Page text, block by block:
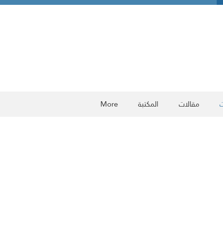
مقالات المكتبة More